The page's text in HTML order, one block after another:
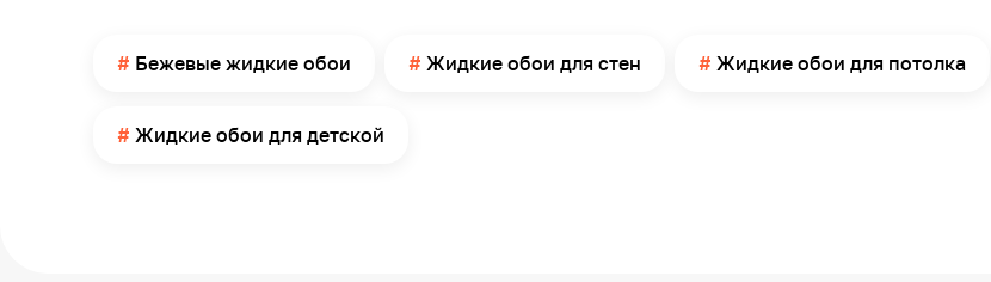
Упаковка
Пакет
Страна производства
Бежевые жидкие обои Жидкие обои для стен Жидкие обои для потолка
Жидкие обои для детской